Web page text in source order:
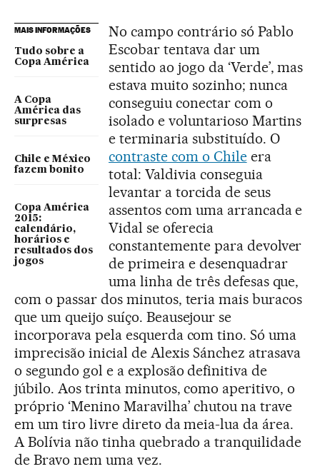
MAIS INFORMAÇÕES
Tudo sobre a
Copa América
A Copa
América das
surpresas
Chile e México
fazem bonito
Copa América
2015:
calendário,
horários e
resultados dos
jogos
No campo contrário só Pablo
Escobar tentava dar um
sentido ao jogo da ‘Verde’, mas
estava muito sozinho; nunca
conseguiu conectar com o
isolado e voluntarioso Martins
e terminaria substituído. O
contraste com o Chileera
total: Valdivia conseguia
levantar a torcida de seus
assentos com uma arrancada e
Vidal se oferecia
constantemente para devolver
de primeira e desenquadrar
uma linha de três defesas que,
com o passar dos minutos, teria mais buracos
que um queijo suíço. Beausejour se
incorporava pela esquerda com tino. Só uma
imprecisão inicial de Alexis Sánchez atrasava
o segundo gol e a explosão definitiva de
júbilo. Aos trinta minutos, como aperitivo, o
próprio ‘Menino Maravilha’ chutou na trave
em um tiro livre direto da meia-lua da área.
A Bolívia não tinha quebrado a tranquilidade
de Bravo nem uma vez.